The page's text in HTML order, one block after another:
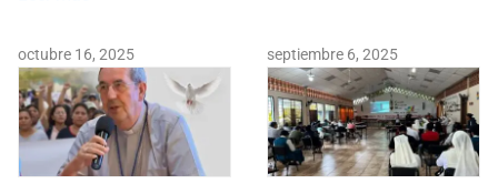
octubre 16, 2025 septiembre 6, 2025